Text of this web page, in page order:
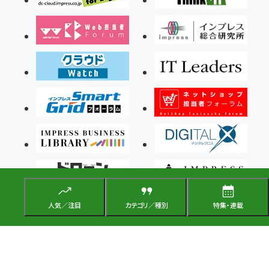
人気／注目 カテゴリ／種別 特集・連載